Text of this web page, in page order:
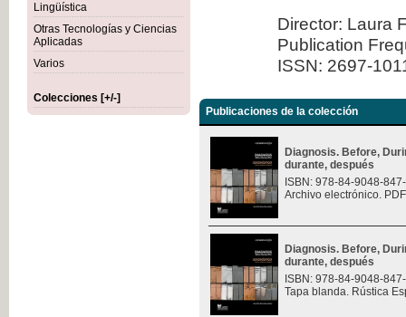
Lingüística
Otras Tecnologías y Ciencias
Aplicadas
Varios
Colecciones [+/-]
Director: Laura
Publication
ISSN: 2697-
Publicaciones de la colección
Diagnosis. Before,
durante, después
ISBN: 978-84-9048-
Archivo electrónico.
Diagnosis. Before,
durante, después
ISBN: 978-84-9048-
Tapa blanda. Rústica